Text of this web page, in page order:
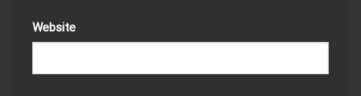
Website